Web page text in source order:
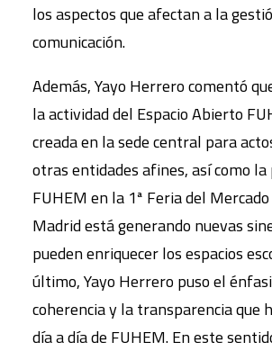
los aspectos que afectan a la
comunicación.
Además, Yayo Herrero comentó
la actividad del Espacio Abierto
creada en la sede central para
otras entidades afines, así como la
FUHEM en la 1ª Feria del Mercado
Madrid está generando nuevas
pueden enriquecer los espacios
último, Yayo Herrero puso el
coherencia y la transparencia que
día a día de FUHEM. En este